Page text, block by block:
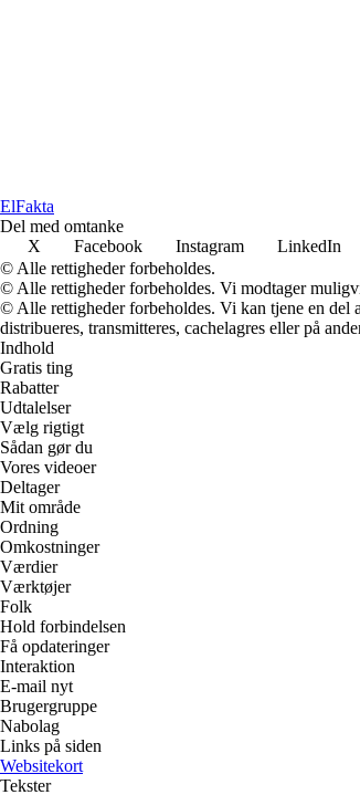
ElFakta
Del med omtanke
X
Facebook Instagram LinkedIn
© Alle rettigheder forbeholdes.
© Alle rettigheder forbeholdes. Vi modtager
© Alle rettigheder forbeholdes. Vi kan tjene en del
distribueres, transmitteres, cachelagres eller på
Indhold
Gratis ting
Rabatter
Udtalelser
Vælg rigtigt
Sådan gør du
Vores videoer
Deltager
Mit område
Ordning
Omkostninger
Værdier
Værktøjer
Folk
Hold forbindelsen
Få opdateringer
Interaktion
E-mail nyt
Brugergruppe
Nabolag
Links på siden
Websitekort
Tekster